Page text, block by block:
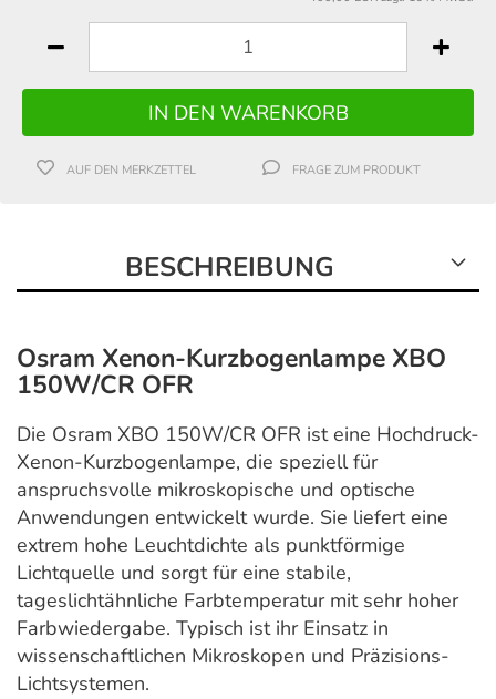
AUF DEN MERKZETTEL FRAGE ZUM PRODUKT
BESCHREIBUNG
Osram Xenon-Kurzbogenlampe XBO
150W/CR OFR
Die Osram XBO 150W/CR OFR ist eine Hochdruck-
Xenon-Kurzbogenlampe, die speziell für
anspruchsvolle mikroskopische und optische
Anwendungen entwickelt wurde. Sie liefert eine
extrem hohe Leuchtdichte als punktförmige
Lichtquelle und sorgt für eine stabile,
tageslichtähnliche Farbtemperatur mit sehr hoher
Farbwiedergabe. Typisch ist ihr Einsatz in
wissenschaftlichen Mikroskopen und Präzisions-
Lichtsystemen.